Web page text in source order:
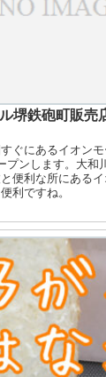
堺鉄砲町販売
ぐにあるイオン
プンします。大和
便利な所にある
利ですね。